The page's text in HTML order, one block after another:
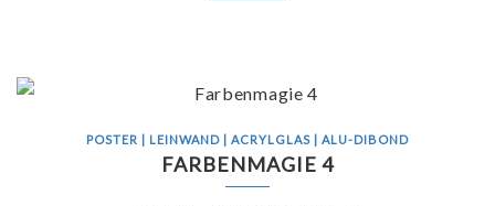
POSTER | LEINWAND | ACRYLGLAS | ALU-DIBOND
FARBENMAGIE 4